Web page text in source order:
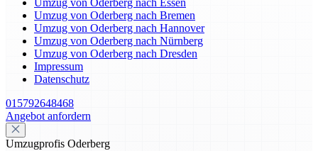
Umzug von Oderberg nach Essen
Umzug von Oderberg nach Bremen
Umzug von Oderberg nach Hannover
Umzug von Oderberg nach Nürnberg
Umzug von Oderberg nach Dresden
Impressum
Datenschutz
015792648468
Angebot anfordern
Umzugprofis Oderberg